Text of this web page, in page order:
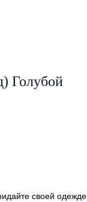
Голубой
своей одежде